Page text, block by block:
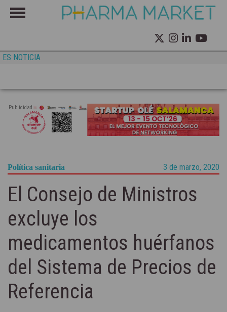
ES NOTICIA
Publicidad
Política sanitaria 3 de marzo, 2020
El Consejo de Ministros
excluye los
medicamentos huérfanos
del Sistema de Precios de
Referencia